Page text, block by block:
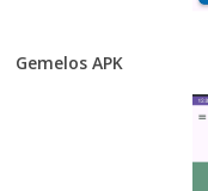
Gemelos APK